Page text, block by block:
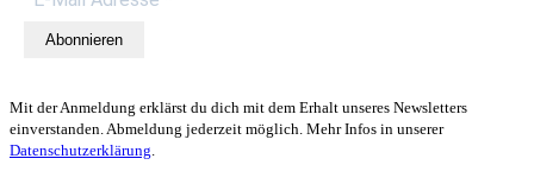
Abonnieren
Mit der Anmeldung erklärst du dich mit dem Erhalt unseres Newsletters
einverstanden. Abmeldung jederzeit möglich. Mehr Infos in unserer
Datenschutzerklärung.